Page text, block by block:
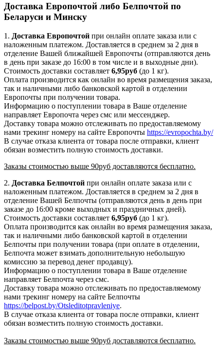
Доставка Европочтой либо Белпочтой по
Беларуси и Минску
1. Доставка Европочтой при онлайн оплате заказа или с
наложенным платежом. Доставляется в среднем за 2 дня в
отделение Вашей ближайшей Европочты (отправляются день
в день при заказе до 16:00 в том числе и в выходные дни).
Стоимость доставки составляет 6,95руб (до 1 кг).
Оплата производится как онлайн во время размещения заказа,
так и наличными либо банковской картой в отделении
Европочты при получении товара.
Информацию о поступлении товара в Ваше отделение
направляет Европочта через смс или мессенджер.
Доставку товара можно отслеживать по предоставляемому
нами трекинг номеру на сайте Европочты https://evropochta.by/
В случае отказа клиента от товара после отправки, клиент
обязан возместить полную стоимость доставки.
Заказы стоимостью выше 90руб доставляются бесплатно.
2. Доставка Белпочтой при онлайн оплате заказа или с
наложенным платежом. Доставляется в среднем за 2 дня в
отделение Вашей Белпочты (отправляются день в день при
заказе до 16:00 кроме выходных и праздничных дней).
Стоимость доставки составляет 6,95руб (до 1 кг).
Оплата производится как онлайн во время размещения заказа,
так и наличными либо банковской картой в отделении
Белпочты при получении товара (при оплате в отделении,
Белпочта может взимать дополнительную небольшую
комиссию за перевод денег продавцу).
Информацию о поступлении товара в Ваше отделение
направляет Белпочта через смс.
Доставку товара можно отслеживать по предоставляемому
нами трекинг номеру на сайте Белпочты
https://belpost.by/Otsleditotpravleniye.
В случае отказа клиента от товара после отправки, клиент
обязан возместить полную стоимость доставки.
Заказы стоимостью выше 90руб доставляются бесплатно.